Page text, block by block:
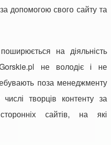
допомогою свого сайту та
на діяльність
не володіє і не
поза менеджменту
творців контенту за
сайтів, на які